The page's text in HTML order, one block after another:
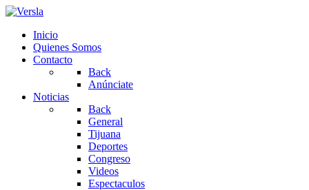
Inicio
Quienes Somos
Contacto
Back
Anúnciate
Noticias
Back
General
Tijuana
Deportes
Congreso
Videos
Espectaculos